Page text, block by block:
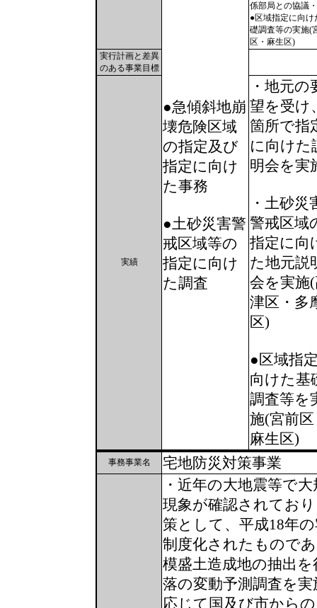
●急傾斜地崩
壊危険区域
の指定及び
指定に向け
た事務
●土砂災害警
戒区域等の
指定に向け
た調査
係部局との協議
●区域指定に向け
礎調査等の実施(
区・麻生区)
実行計画と差異
のある事業目標
実績
・地元の
望を受け
箇所で指
に向けた
明会を実
・土砂災
警戒区域
指定に向
た地元説
会を実施
津区・多
区)
●区域指
向けた基
調査等を
施(宮前
麻生区)
事務事業名 宅地防災対策事業
・近年の大地震等で
現象が確認されてお
策として、平成18年
制度化されたもので
模盛土造成地の抽出
落の変動予測調査を
応じて国及び市から